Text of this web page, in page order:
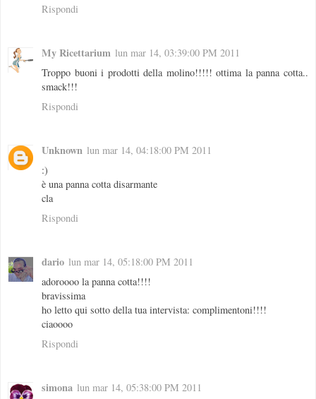
Rispondi
My Ricettarium lun mar 14, 03:39:00 PM 2011
Troppo buoni i prodotti della molino!!!!! ottima la panna cotta..
smack!!!
Rispondi
Unknown lun mar 14, 04:18:00 PM 2011
:)
è una panna cotta disarmante
cla
Rispondi
dario lun mar 14, 05:18:00 PM 2011
adoroooo la panna cotta!!!!
bravissima
ho letto qui sotto della tua intervista: complimentoni!!!!
ciaoooo
Rispondi
simona lun mar 14, 05:38:00 PM 2011